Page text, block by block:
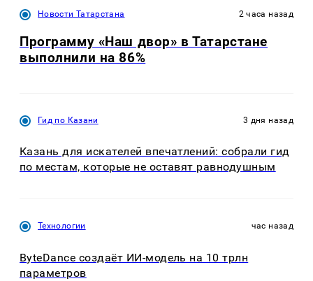
Новости Татарстана 2 часа назад
Программу «Наш двор» в Татарстане
выполнили на 86%
Гид по Казани 3 дня назад
Казань для искателей впечатлений: собрали гид
по местам, которые не оставят равнодушным
Технологии час назад
ByteDance создаёт ИИ-модель на 10 трлн
параметров